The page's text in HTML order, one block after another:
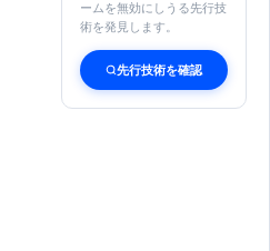
ームを無効にしうる先行技
術を発見します。
先行技術を確認